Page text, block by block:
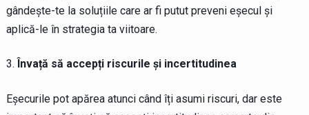
gândește-te la soluțiile care ar fi putut preveni eșecul și
aplică-le în strategia ta viitoare.
Învață să accepți riscurile și incertitudinea
Eșecurile pot apărea atunci când îți asumi riscuri, dar este